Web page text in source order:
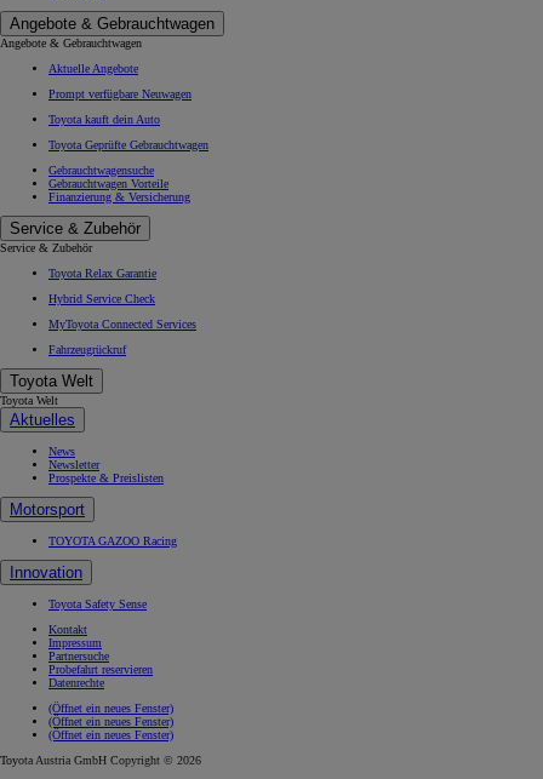
Angebote & Gebrauchtwagen
Angebote & Gebrauchtwagen
Aktuelle Angebote
Prompt verfügbare Neuwagen
Toyota kauft dein Auto
Toyota Geprüfte Gebrauchtwagen
Gebrauchtwagensuche
Gebrauchtwagen Vorteile
Finanzierung & Versicherung
Service & Zubehör
Service & Zubehör
Toyota Relax Garantie
Hybrid Service Check
MyToyota Connected Services
Fahrzeugrückruf
Toyota Welt
Toyota Welt
Aktuelles
News
Newsletter
Prospekte & Preislisten
Motorsport
TOYOTA GAZOO Racing
Innovation
Toyota Safety Sense
Kontakt
Impressum
Partnersuche
Probefahrt reservieren
Datenrechte
(Öffnet ein neues Fenster)
(Öffnet ein neues Fenster)
(Öffnet ein neues Fenster)
Toyota Austria GmbH Copyright © 2026